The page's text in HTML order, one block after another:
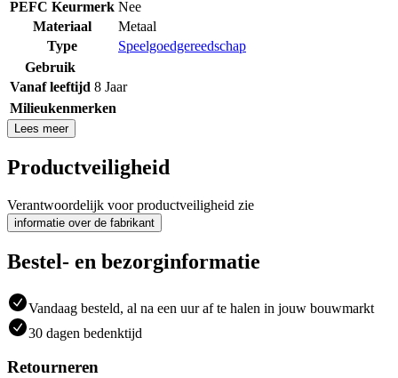
PEFC Keurmerk Nee
Materiaal
Metaal
Type
Speelgoedgereedschap
Gebruik
Vanaf leeftijd 8 Jaar
Milieukenmerken
Lees meer
Productveiligheid
Verantwoordelijk voor productveiligheid zie
informatie over de fabrikant
Bestel- en bezorginformatie
Vandaag besteld, al na een uur af te halen in jouw bouwmarkt
30 dagen bedenktijd
Retourneren